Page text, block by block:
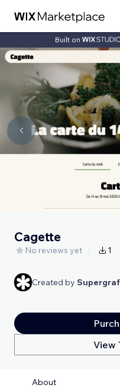
Built on
Cagette
No reviews yet 1
Created by
View
About